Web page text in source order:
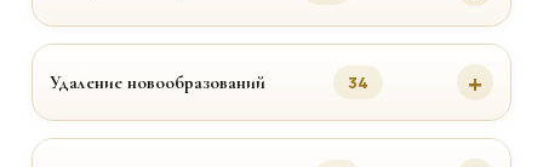
Удаление новообразований 34